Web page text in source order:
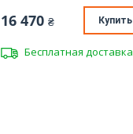
16 470 ₴ Купить
Бесплатная доставка